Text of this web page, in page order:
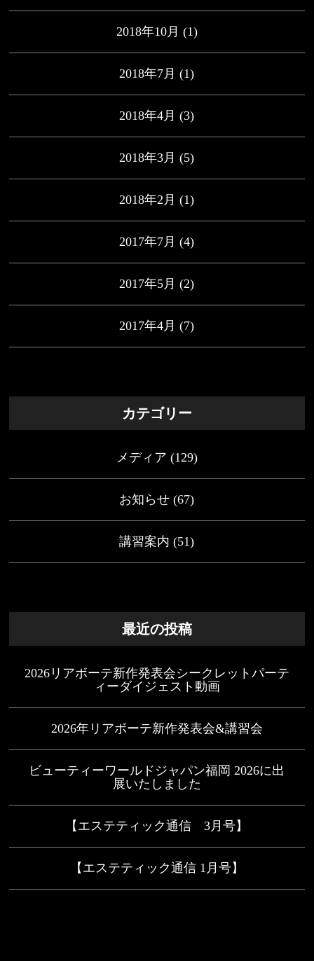
2018年10月 (1)
2018年7月 (1)
2018年4月 (3)
2018年3月 (5)
2018年2月 (1)
2017年7月 (4)
2017年5月 (2)
2017年4月 (7)
カテゴリー
メディア (129)
お知らせ (67)
講習案内 (51)
最近の投稿
2026リアボーテ新作発表会シークレットパーテ
ィーダイジェスト動画
2026年リアボーテ新作発表会&講習会
ビューティーワールドジャパン福岡 2026に出
展いたしました
【エステティック通信 3月号】
【エステティック通信 1月号】